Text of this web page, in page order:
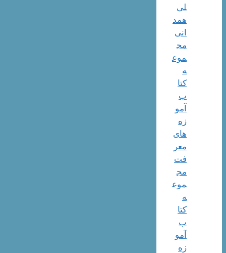
لی
همد
انی
مج
موع
ه
کتا
ب
آمو
زه
های
معر
فت
مج
موع
ه
کتا
ب
آمو
زه